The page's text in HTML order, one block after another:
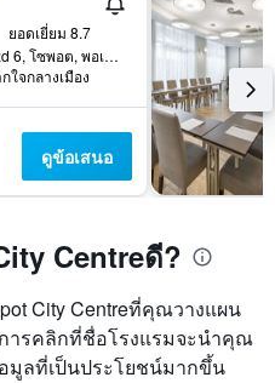
ยอดเยี่ยม 8.7
ul. Podjazd 6, โซพอต, พอเมอราเนีย, โปแลนด์
ใจกลางเมือง
ดูข้อเสนอ
Centreดี?
City Centreที่คุณวางแผน
ารคลิกที่ชื่อโรงแรมจะนำคุณ
มูลที่เป็นประโยชน์มากขึ้น